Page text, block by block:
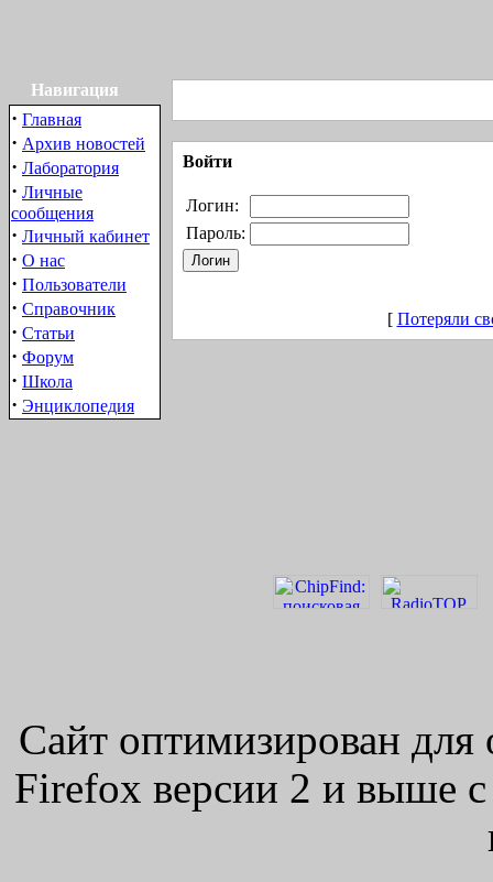
Навигация
· Главная
· Архив новостей
· Лаборатория
· Личные
сообщения
· Личный кабинет
· О нас
· Пользователи
· Справочник
· Статьи
· Форум
· Школа
· Энциклопедия
Войти
Логин:
Пароль:
[ Потеряли
Сайт оптимизирован для
Firefox версии 2 и выше